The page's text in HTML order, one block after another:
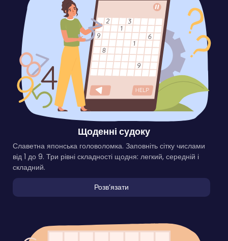
Щоденні судоку
Славетна японська головоломка. Заповніть сітку числами
від 1 до 9. Три рівні складності щодня: легкий, середній і
складний.
Розвʼязати